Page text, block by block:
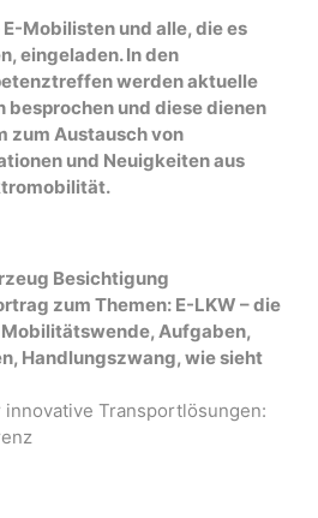
Mobilisten und alle, die es
eingeladen. In den
werden aktuelle
besprochen und diese dienen
zum Austausch von
und Neuigkeiten aus
Besichtigung
zum Themen: E-LKW – die
Aufgaben,
Handlungszwang, wie sieht
innovative Transportlösungen: